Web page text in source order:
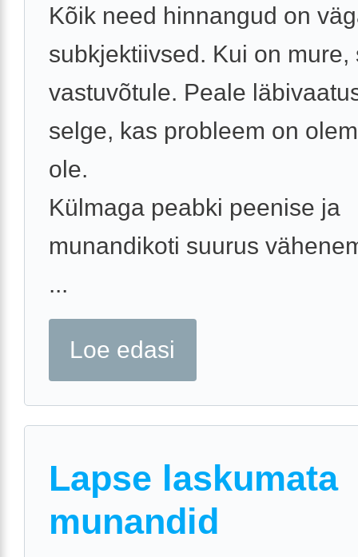
Kõik need hinnangud on
subkjektiivsed. Kui on mure,
vastuvõtule. Peale
selge, kas probleem on
ole.
Külmaga peabki peenise ja
munandikoti suurus
...
Loe edasi
Lapse laskumata
munandid